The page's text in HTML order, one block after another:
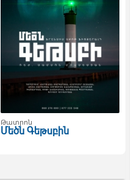
Թատրոն
Մեծն Գեթսբին